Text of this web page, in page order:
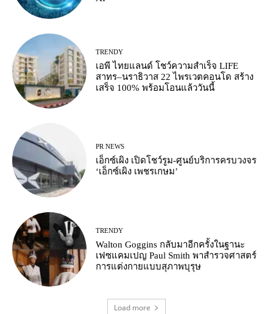
TRENDY
เอพี ไทยแลนด์ โชว์ความสำเร็จ LIFE
สาทร–นราธิวาส 22 ไพรเวตคอนโด สร้าง
เสร็จ 100% พร้อมโอนแล้ววันนี้
PR NEWS
เอ็กซ์เผิง เปิดโชว์รูม-ศูนย์บริการครบวงจร
‘เอ็กซ์เผิง เพชรเกษม’
TRENDY
Walton Goggins กลับมาอีกครั้งในฐานะ
เฟซแคมเปญ Paul Smith พาสำรวจศาสตร์
การแต่งกายแบบสุภาพบุรุษ
Load more